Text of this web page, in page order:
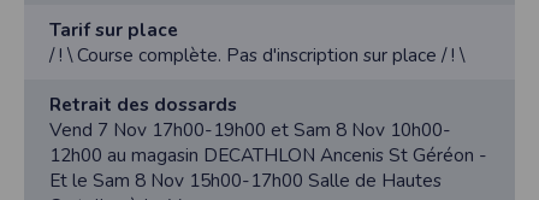
RÈGLEMENT DE LA MANIFESTATION SPORTIVE «
DIVA’TRAIL » :
Article 1 : Organisation
Le Comité des Fêtes de La Varenne organise un Trail
off « DIVA’TRAIL » le samedi 8 Novembre 2025.
Tarif sur place
/ ! \ Course complète. Pas d'inscription sur place / ! \
Retrait des dossards
Vend 7 Nov 17h00-19h00 et Sam 8 Nov 10h00-
12h00 au magasin DECATHLON Ancenis St Géréon -
Et le Sam 8 Nov 15h00-17h00 Salle de Hautes